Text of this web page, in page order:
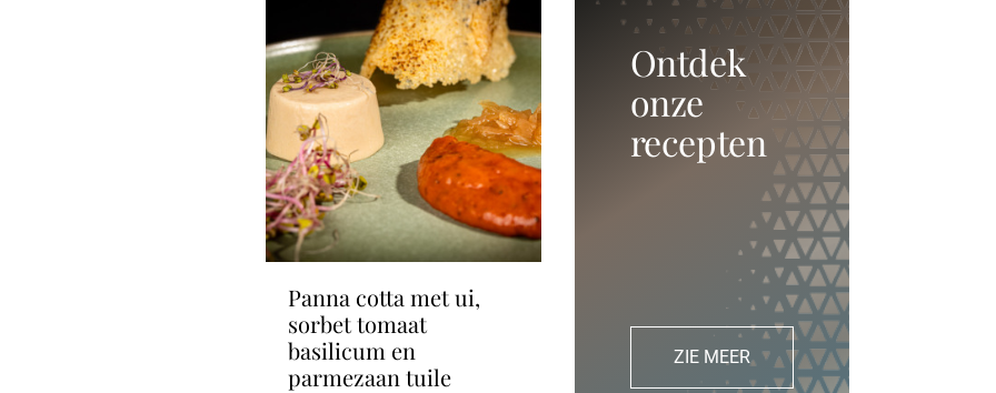
Ontdek
onze
recepten
ZIE MEER
panna cotta met ui,
sorbet tomaat
basilicum en
parmezaan tuile